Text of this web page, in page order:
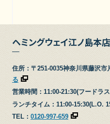
ヘミングウェイ江ノ島本店
住所：〒251-0035神奈川県藤沢
る
営業時間：11:00-21:30(フードラ
ランチタイム：11:00-15:30(L.O.
TEL： 0120-997-659